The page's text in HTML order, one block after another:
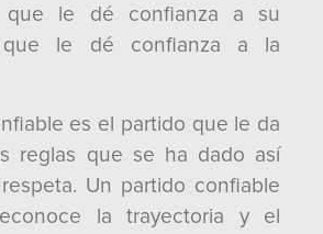
que le dé confianza a su
que le dé confianza a la
es el partido que le da
reglas que se ha dado así
Un partido confiable
la trayectoria y el